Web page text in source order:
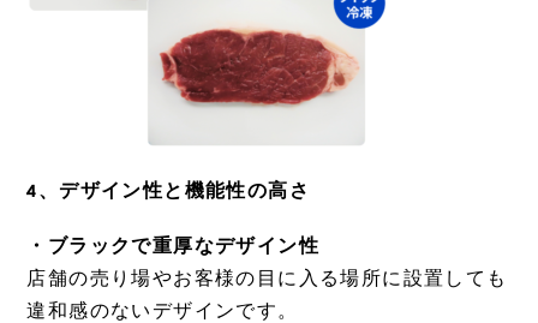
4、デザイン性と機能性の高さ
・ブラックで重厚なデザイン性
店舗の売り場やお客様の目に入る場所に設置しても
違和感のないデザインです。